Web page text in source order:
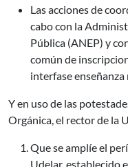
Las acciones de
cabo con la
Pública (ANEP) y
común de
interfase
Y en uso de las
Orgánica, el rector de la
Que se amplíe el
Udelar, establecido